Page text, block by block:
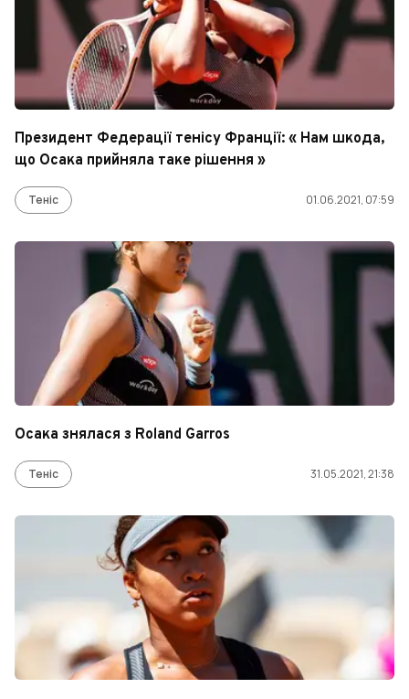
Президент Федерації тенісу Франції: « Нам шкода,
що Осака прийняла таке рішення »
Теніс 01.06.2021, 07:59
Осака знялася з Roland Garros
Теніс 31.05.2021, 21:38